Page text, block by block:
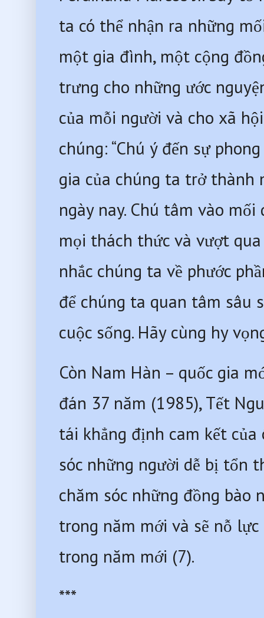
ta có thể nhận ra những
một gia đình, một cộng
trưng cho những ước
của mỗi người và cho xã
chúng: “Chú ý đến sự
gia của chúng ta trở thành
ngày nay. Chú tâm vào
mọi thách thức và vượt
nhắc chúng ta về phước
để chúng ta quan tâm sâu
cuộc sống. Hãy cùng hy
Còn Nam Hàn – quốc gia
đán 37 năm (1985), Tết
tái khẳng định cam kết của
sóc những người dễ bị tổn
chăm sóc những đồng
trong năm mới và sẽ nỗ lực
trong năm mới (7).
***